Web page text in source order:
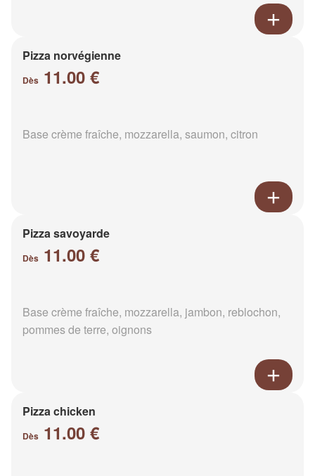
Pizza norvégienne
Dès 11.00 €
Base crème fraîche, mozzarella, saumon, citron
Pizza savoyarde
Dès 11.00 €
Base crème fraîche, mozzarella, jambon, reblochon,
pommes de terre, oignons
Pizza chicken
Dès 11.00 €